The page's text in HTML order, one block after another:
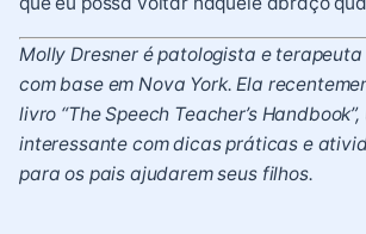
Molly Dresner é patologista e
com base em Nova York. Ela
livro “The Speech Teacher’s
interessante com dicas práticas e
para os pais ajudarem seus filhos.